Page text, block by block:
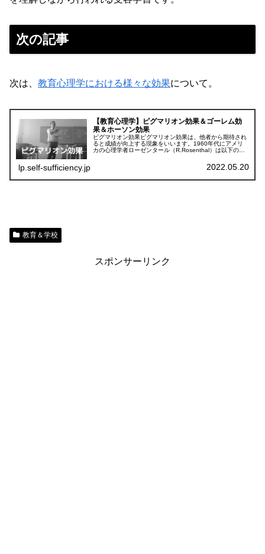
次の記事
次は、 教育心理学における様々な効果について。
【教育心理学】ピグマリオン効果＆ゴーレム効
果＆ホーソン効果
ピグマリオン効果ピグマリオン効果は、他者から期待され
ると成績が向上する現象をいいます。1960年代にアメリ
カの心理学者ローゼンタール（R.Rosenthal）は以下のよ
lp.self-sufficiency.jp 2022.05.20
教育＆学校
スポンサーリンク